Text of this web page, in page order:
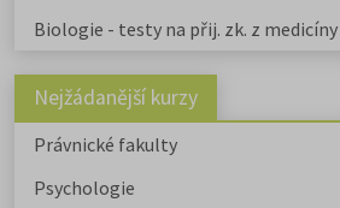
Biologie - testy na přij. zk. z medicíny
Nejžádanější kurzy
Právnické fakulty
Psychologie